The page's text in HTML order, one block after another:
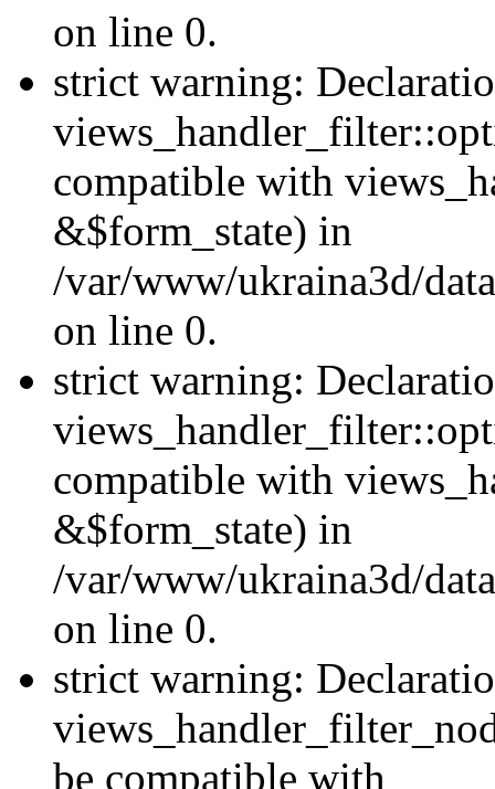
on line 0.
strict warning:
compatible with
&$form_state) in
/var/www/ukraina3d/
on line 0.
strict warning:
compatible with
&$form_state) in
/var/www/ukraina3d/
on line 0.
strict warning:
be compatible with